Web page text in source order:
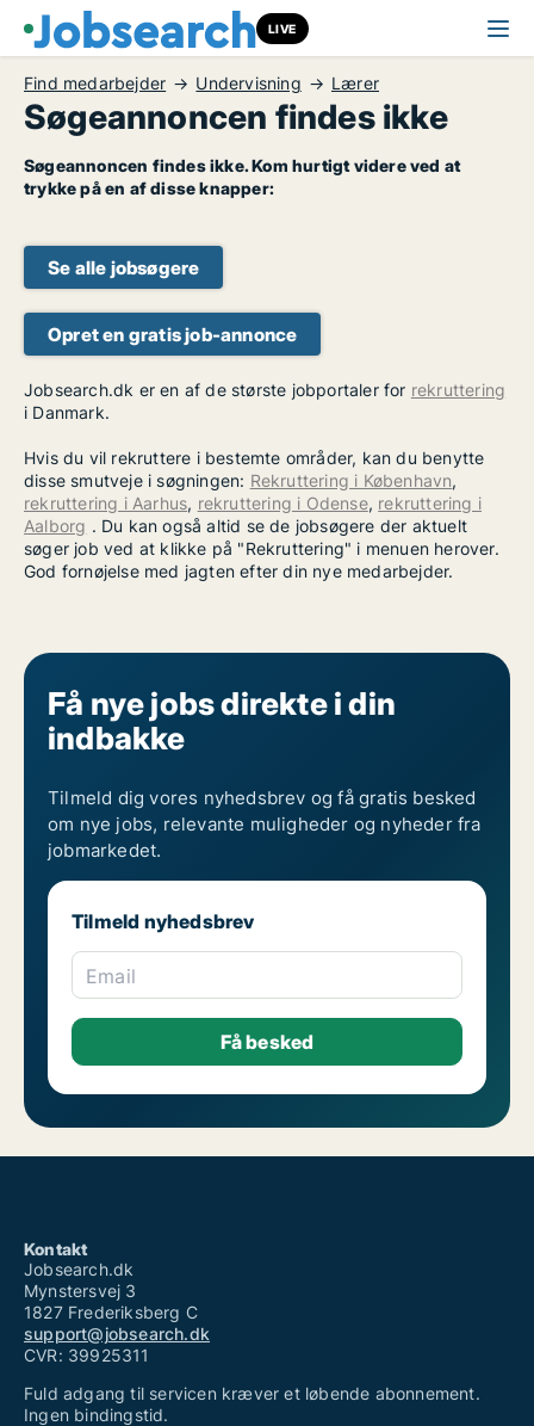
LIVE
Find medarbejder Undervisning Lærer
Søgeannoncen findes ikke
Søgeannoncen findes ikke. Kom hurtigt videre ved at
trykke på en af disse knapper:
Se alle jobsøgere
Opret en gratis job-annonce
Jobsearch.dk er en af de største jobportaler for rekruttering
i Danmark.
Hvis du vil rekruttere i bestemte områder, kan du benytte
disse smutveje i søgningen: Rekruttering i København,
rekruttering i Aarhus, rekruttering i Odense, rekruttering i
Aalborg . Du kan også altid se de jobsøgere der aktuelt
søger job ved at klikke på "Rekruttering" i menuen herover.
God fornøjelse med jagten efter din nye medarbejder.
Få nye jobs direkte i din
indbakke
Tilmeld dig vores nyhedsbrev og få gratis besked
om nye jobs, relevante muligheder og nyheder fra
jobmarkedet.
Tilmeld nyhedsbrev
Email
Kontakt
Jobsearch.dk
Mynstersvej 3
1827 Frederiksberg C
support@jobsearch.dk
CVR: 39925311
Fuld adgang til servicen kræver et løbende abonnement.
Ingen bindingstid.